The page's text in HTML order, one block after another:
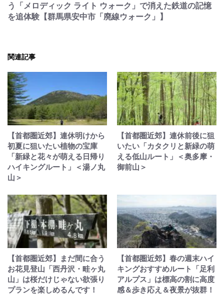
う「メロディック ライト ウォーク」で消えた鉄道の記憶
を追体験【群馬県安中市「廃線ウォーク」】
関連記事
【首都圏近郊】連休明けから
初夏に狙いたい植物の宝庫
「新緑と花々が萌える日帰り
ハイキングルート」＜湯ノ丸
山＞
【首都圏近郊】連休前後に狙
いたい「カタクリと新緑の萌
える低山ルート」＜奥多摩・
御前山＞
【首都圏近郊】まだ間に合う
お花見登山「西丹沢・畦ヶ丸
山」は桜だけじゃない欲張り
プランを楽しめるんです！
【首都圏近郊】春の週末ハイ
キングおすすめルート「足利
アルプス」は標高の割に高度
感＆歩き応え＆夜景が抜群！